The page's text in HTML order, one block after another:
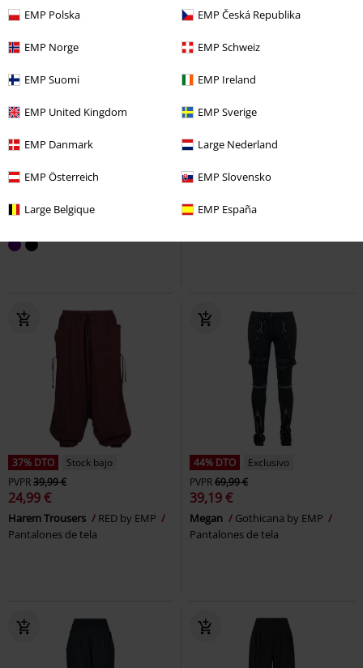
EMP Polska EMP Česká Republika
EMP Norge EMP Schweiz
EMP Suomi EMP Ireland
EMP United Kingdom EMP Sverige
EMP Danmark Large Nederland
EMP Österreich EMP Slovensko
Large Belgique EMP España
%
Akayla Innocent
Detalles metálicos
73,94 €
Anders Trousers
37% DTO
Stock bajo
PVPR39,99 €
24,99 €
Harem Trousers
RED by EMP
Pantalones de tela
44% DTO
Exclusivo
PVPR69,99 €
39,19 €
Megan
Gothicana by EMP
Pantalones de tela